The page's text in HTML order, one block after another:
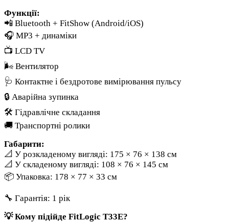
Функції:
📲 Bluetooth + FitShow (Android/iOS)
🎧 MP3 + динаміки
📺 LCD TV
🌬️ Вентилятор
🩺 Контактне і бездротове вимірювання пульсу
🔒 Аварійна зупинка
🛠️ Гідравлічне складання
🚚 Транспортні ролики
Габарити:
📐 У розкладеному вигляді: 175 × 76 × 138 см
📐 У складеному вигляді: 108 × 76 × 145 см
📦 Упаковка: 178 × 77 × 33 см
🔧 Гарантія: 1 рік
💡 Кому підійде FitLogic T33E?